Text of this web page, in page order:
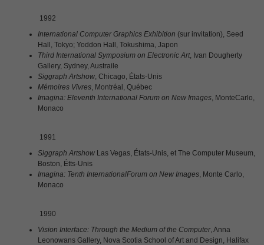
1992
International Computer Graphics Exhibition (sur invitation), Seed
Hall, Tokyo; Yoddon Hall, Tokushima, Japon
Third International Symposium on Electronic Art, Ivan Dougherty
Gallery, Sydney, Austraile
Siggraph Artshow, Chicago, États-Unis
Mémoires Vivres, Montréal, Québec
Imagina: Eleventh International Forum on New Images, MonteCarlo,
Monaco
1991
Siggraph Artshow Las Vegas, États-Unis, et The Computer Museum,
Boston, Étts-Unis
Imagina: Tenth InternationalForum on New Images, Monte Carlo,
Monaco
1990
Vision Interface: Through the Medium of the Computer, Anna
Leonowans Gallery, Nova Scotia School of Art and Design, Halifax